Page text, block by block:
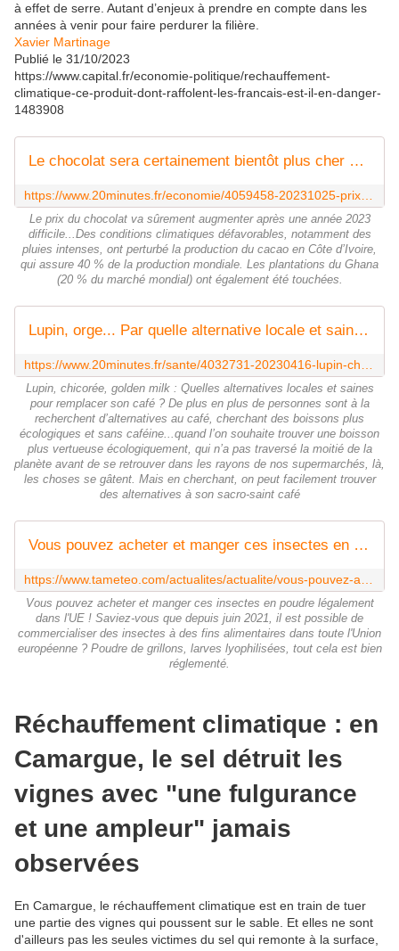
à effet de serre. Autant d’enjeux à prendre en compte dans les
années à venir pour faire perdurer la filière.
Xavier Martinage
Publié le 31/10/2023
https://www.capital.fr/economie-politique/rechauffement-
climatique-ce-produit-dont-raffolent-les-francais-est-il-en-danger-
1483908
Le chocolat sera certainement bientôt plus cher qu'avant
https://www.20minutes.fr/economie/4059458-20231025-prix-chocolat-va-surement-augmenter-apres-annee-2023-difficile
Le prix du chocolat va sûrement augmenter après une année 2023
difficile...Des conditions climatiques défavorables, notamment des
pluies intenses, ont perturbé la production du cacao en Côte d’Ivoire,
qui assure 40 % de la production mondiale. Les plantations du Ghana
(20 % du marché mondial) ont également été touchées.
Lupin, orge... Par quelle alternative locale et saine remplacer son café ?
https://www.20minutes.fr/sante/4032731-20230416-lupin-chicoree-golden-milk-alternatives-locales-saines-remplacer-cafe
Lupin, chicorée, golden milk : Quelles alternatives locales et saines
pour remplacer son café ? De plus en plus de personnes sont à la
recherchent d’alternatives au café, cherchant des boissons plus
écologiques et sans caféine...quand l’on souhaite trouver une boisson
plus vertueuse écologiquement, qui n’a pas traversé la moitié de la
planète avant de se retrouver dans les rayons de nos supermarchés, là,
les choses se gâtent. Mais en cherchant, on peut facilement trouver
des alternatives à son sacro-saint café
Vous pouvez acheter et manger ces insectes en poudre légalement dans l'UE !
https://www.tameteo.com/actualites/actualite/vous-pouvez-acheter-et-manger-ces-insectes-en-poudre-legalement-dans-l-ue-alimentation-environnement-sante.html
Vous pouvez acheter et manger ces insectes en poudre légalement
dans l'UE ! Saviez-vous que depuis juin 2021, il est possible de
commercialiser des insectes à des fins alimentaires dans toute l'Union
européenne ? Poudre de grillons, larves lyophilisées, tout cela est bien
réglementé.
Réchauffement climatique : en
Camargue, le sel détruit les
vignes avec "une fulgurance
et une ampleur" jamais
observées
En Camargue, le réchauffement climatique est en train de tuer
une partie des vignes qui poussent sur le sable. Et elles ne sont
d'ailleurs pas les seules victimes du sel qui remonte à la surface,